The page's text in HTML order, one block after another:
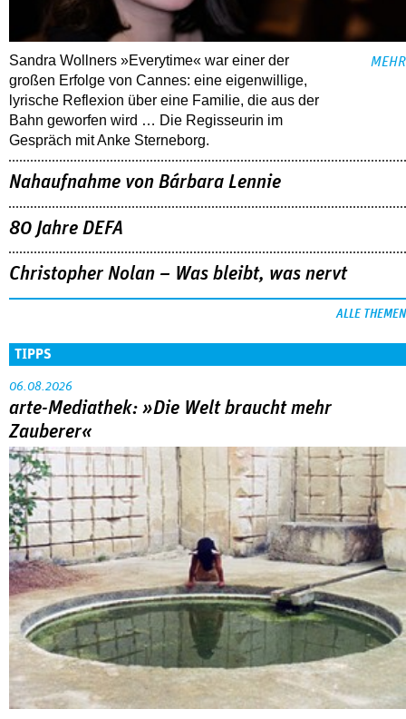
Sandra Wollners »Everytime« war einer der
großen Erfolge von Cannes: eine eigenwillige,
lyrische Reflexion über eine ­Familie, die aus der
Bahn geworfen wird … Die Regisseurin im
Gespräch mit Anke Sterneborg.
MEHR
Nahaufnahme von Bárbara Lennie
80 Jahre DEFA
Christopher Nolan – Was bleibt, was nervt
ALLE THEMEN
TIPPS
06.08.2026
arte-Mediathek: »Die Welt braucht mehr
Zauberer«